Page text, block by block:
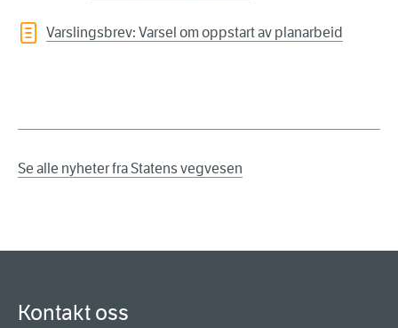
Varslingsbrev: Varsel om oppstart av planarbeid
Se alle nyheter fra Statens vegvesen
Kontakt oss